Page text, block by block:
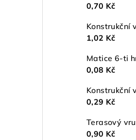
0,70 Kč
1,02 Kč
Matice 6-ti
0,08 Kč
0,29 Kč
Terasový
0,90 Kč